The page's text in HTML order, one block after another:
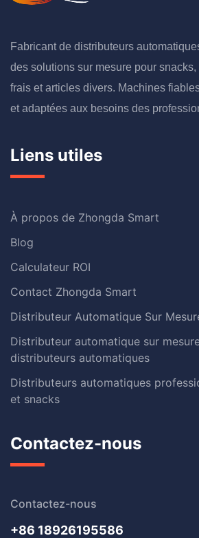
Fabricant de distributeurs
des solutions sur mesure pour
frais et articles divers. Machines
et adaptées aux besoins des
Liens utiles
À propos de Zhongda Smart
Blog
Calculateur ROI
Contact Zhongda Smart
Distributeur Automatique Sur
Distributeur automatique sur
distributeurs automatiques
Distributeurs automatiques
et snacks
Contactez-nous
Contactez-nous
+86 18926195586